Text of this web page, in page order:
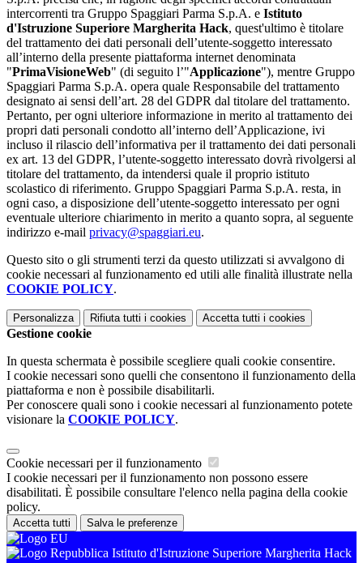
intercorrenti tra Gruppo Spaggiari Parma S.p.A. e Istituto
d'Istruzione Superiore Margherita Hack, quest'ultimo è titolare
del trattamento dei dati personali dell’utente-soggetto interessato
all’interno della presente piattaforma internet denominata
"PrimaVisioneWeb" (di seguito l’"Applicazione"), mentre Gruppo
Spaggiari Parma S.p.A. opera quale Responsabile del trattamento
designato ai sensi dell’art. 28 del GDPR dal titolare del trattamento.
Pertanto, per ogni ulteriore informazione in merito al trattamento dei
propri dati personali condotto all’interno dell’Applicazione, ivi
incluso il rilascio dell’informativa per il trattamento dei dati personali
ex art. 13 del GDPR, l’utente-soggetto interessato dovrà rivolgersi al
titolare del trattamento, da intendersi quale il proprio istituto
scolastico di riferimento. Gruppo Spaggiari Parma S.p.A. resta, in
ogni caso, a disposizione dell’utente-soggetto interessato per ogni
eventuale ulteriore chiarimento in merito a quanto sopra, al seguente
indirizzo e-mail privacy@spaggiari.eu.
Questo sito o gli strumenti terzi da questo utilizzati si avvalgono di
cookie necessari al funzionamento ed utili alle finalità illustrate nella
COOKIE POLICY.
Personalizza Rifiuta tutti i cookies Accetta tutti i cookies
Gestione cookie
In questa schermata è possibile scegliere quali cookie consentire.
I cookie necessari sono quelli che consentono il funzionamento della
piattaforma e non è possibile disabilitarli.
Per conoscere quali sono i cookie necessari al funzionamento potete
visionare la COOKIE POLICY.
Cookie necessari per il funzionamento
I cookie necessari per il funzionamento non possono essere
disabilitati. È possibile consultare l'elenco nella pagina della cookie
policy.
Accetta tutti Salva le preferenze
Istituto d'Istruzione Superiore Margherita Hack